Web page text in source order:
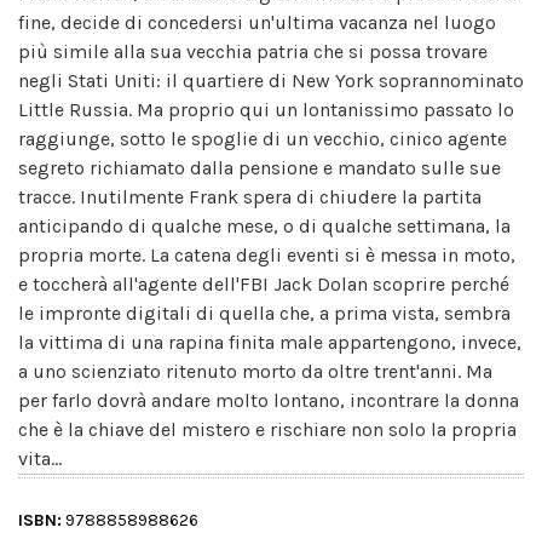
fine, decide di concedersi un'ultima vacanza nel luogo
più simile alla sua vecchia patria che si possa trovare
negli Stati Uniti: il quartiere di New York soprannominato
Little Russia. Ma proprio qui un lontanissimo passato lo
raggiunge, sotto le spoglie di un vecchio, cinico agente
segreto richiamato dalla pensione e mandato sulle sue
tracce. Inutilmente Frank spera di chiudere la partita
anticipando di qualche mese, o di qualche settimana, la
propria morte. La catena degli eventi si è messa in moto,
e toccherà all'agente dell'FBI Jack Dolan scoprire perché
le impronte digitali di quella che, a prima vista, sembra
la vittima di una rapina finita male appartengono, invece,
a uno scienziato ritenuto morto da oltre trent'anni. Ma
per farlo dovrà andare molto lontano, incontrare la donna
che è la chiave del mistero e rischiare non solo la propria
vita...
ISBN: 9788858988626